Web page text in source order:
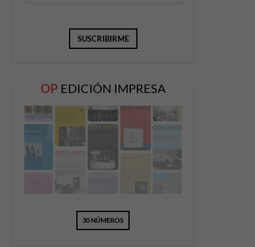
OP EDICIÓN IMPRESA
30 NÚMEROS